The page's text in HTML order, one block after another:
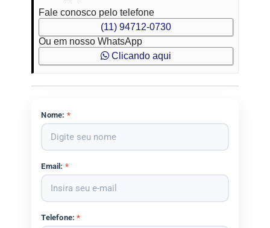
Fale conosco pelo telefone
(11) 94712-0730
Ou em nosso WhatsApp
Clicando aqui
Nome: *
Email: *
Telefone:*